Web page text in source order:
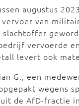
augustus
van
vervoerde
levert ook
G., een
wegens
de AfD-fractie